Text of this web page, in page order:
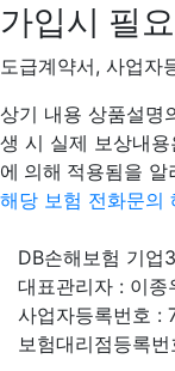
가입시 필
도급계약서, 사업자
상기 내용 상품설명
생 시 실제 보상내용
에 의해 적용됨을 알
해당 보험 전화문의
DB손해보험 기업
대표관리자 : 이종
사업자등록번호
보험대리점등록